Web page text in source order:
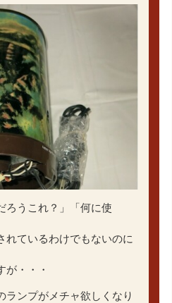
ろうこれ？」「何に使
れているわけでもないのに
が・・・
ランプがメチャ欲しくなり